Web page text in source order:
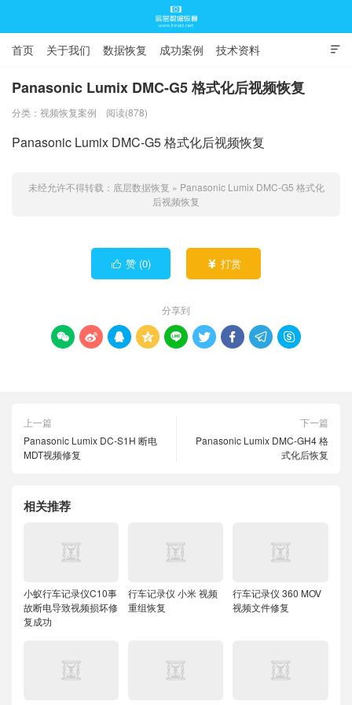

首页 关于我们 数据恢复 成功案例 技术资料
常见问题
Panasonic Lumix DMC-G5 格式化后视频恢复
分类： 视频恢复案例 阅读(878)
Panasonic Lumix DMC-G5 格式化后视频恢复
未经允许不得转载： 底层数据恢复 » Panasonic Lumix DMC-G5 格式化
后视频恢复
 赞 (0)  打赏
分享到
        
上一篇
Panasonic Lumix DC-S1H 断电
MDT视频修复
下一篇
Panasonic Lumix DMC-GH4 格
式化后恢复
相关推荐
小蚁行车记录仪C10事
故断电导致视频损坏修
复成功
行车记录仪 小米 视频
重组恢复
行车记录仪 360 MOV
视频文件修复